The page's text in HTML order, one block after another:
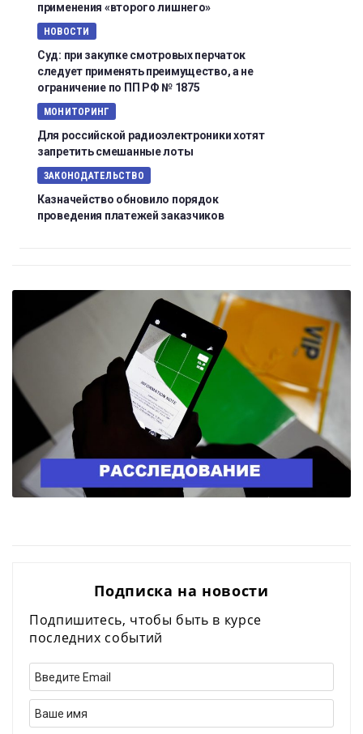
применения «второго лишнего»
НОВОСТИ
Суд: при закупке смотровых перчаток
следует применять преимущество, а не
ограничение по ПП РФ № 1875
МОНИТОРИНГ
Для российской радиоэлектроники хотят
запретить смешанные лоты
ЗАКОНОДАТЕЛЬСТВО
Казначейство обновило порядок
проведения платежей заказчиков
Подписка на новости
Подпишитесь, чтобы быть в курсе
последних событий